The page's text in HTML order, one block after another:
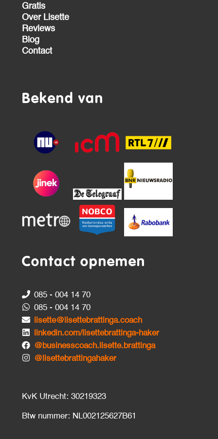
Gratis
Over Lisette
Reviews
Blog
Contact
Bekend van
Contact opnemen
085 - 004 14 70
085 - 004 14 70
lisette@lisettebrattinga.coach
linkedin.com/lisettebrattinga-haker
@businesscoach.lisette.brattinga
@lisettebrattingahaker
KvK Utrecht: 30219323
Btw nummer: NL002125627B61